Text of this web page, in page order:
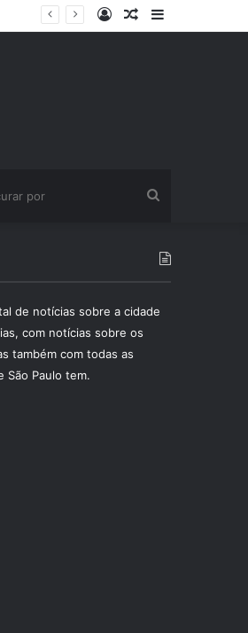
Barra
Artigo
Entrar
por
de notícias sobre a cidade
com notícias sobre os
também com todas as
São Paulo tem.